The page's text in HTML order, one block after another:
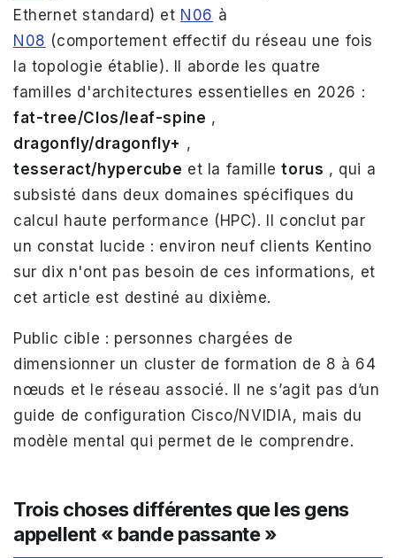
Ethernet standard) et N06 à
N08 (comportement effectif du réseau une fois
la topologie établie). Il aborde les quatre
familles d'architectures essentielles en 2026 :
fat-tree/Clos/leaf-spine ,
dragonfly/dragonfly+ ,
tesseract/hypercube et la familletorus , qui a
subsisté dans deux domaines spécifiques du
calcul haute performance (HPC). Il conclut par
un constat lucide : environ neuf clients Kentino
sur dix n'ont pas besoin de ces informations, et
cet article est destiné au dixième.
Public cible : personnes chargées de
dimensionner un cluster de formation de 8 à 64
nœuds et le réseau associé. Il ne s’agit pas d’un
guide de configuration Cisco/NVIDIA, mais du
modèle mental qui permet de le comprendre.
Trois choses différentes que les gens
appellent « bande passante »